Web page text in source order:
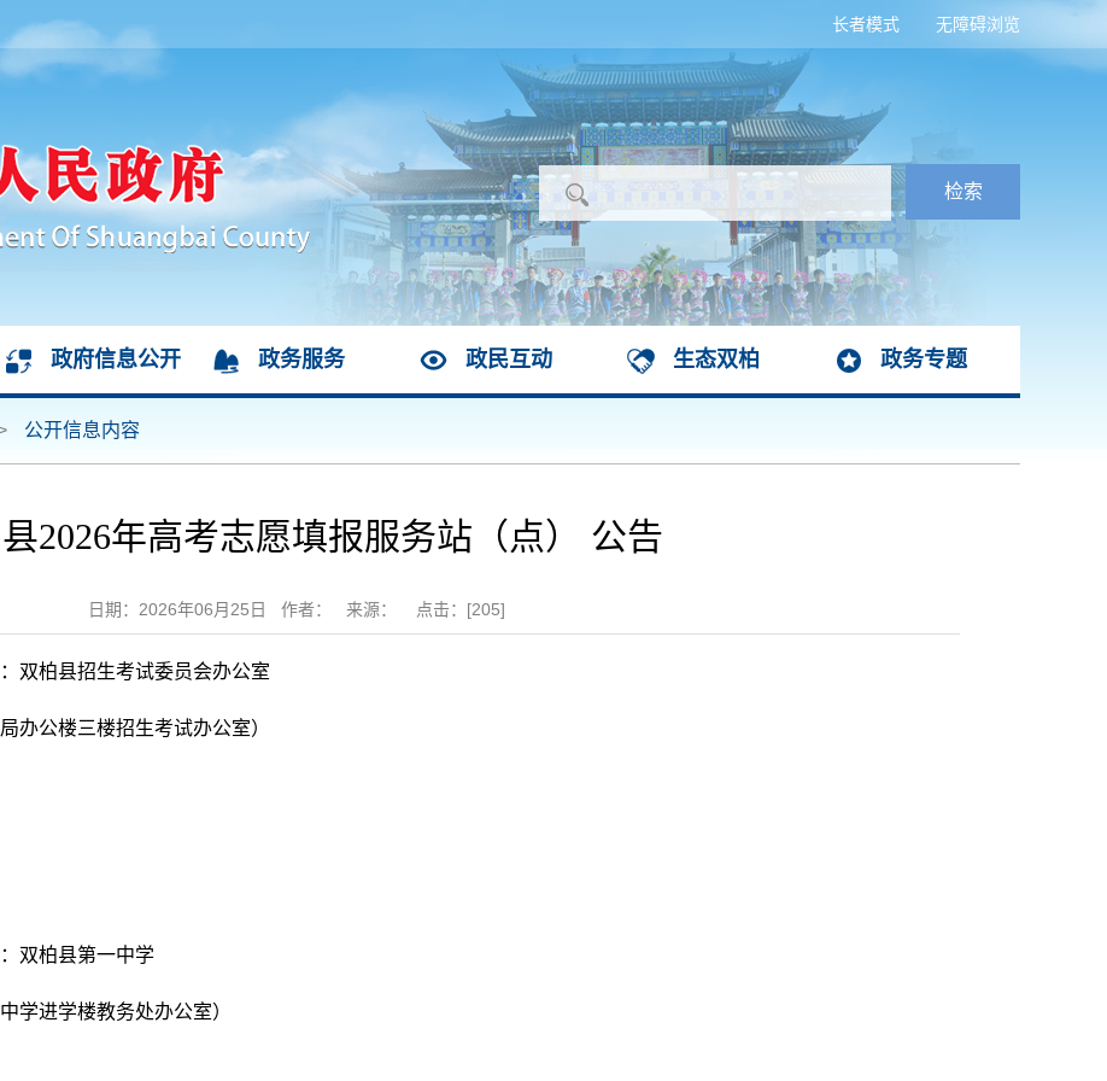
无障碍浏览
长者模式
政府信息公开 政务服务 政民互动 生态双柏 政务专题
公开信息内容
2026年高考志愿填报服务站（点） 公告
日期：2026年06月25日 作者： 来源： 点击：[205]
双柏县招生考试委员会办公室
办公楼三楼招生考试办公室）
双柏县第一中学
学进学楼教务处办公室）